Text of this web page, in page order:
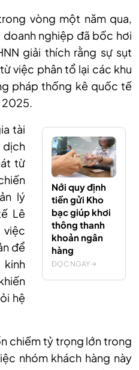
vòng một năm qua,
nghiệp đã bốc hơi
giải thích rằng sự sụt
việc phân tổ lại các khu
pháp thống kê quốc tế
2025.
Nới quy định
tiền gửi Kho
bạc giúp khơi
thông thanh
khoản ngân
hàng
ĐỌC NGAY
tài
từ
lý
Lê
việc
để
hệ
chiếm tỷ trọng lớn trong
nhóm khách hàng này